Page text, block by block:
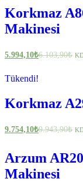
Korkmaz
Makinesi
5.994,10₺6.103,90₺
Tükendi!
Korkmaz
9.754,10₺9.943,90₺
Arzum
Makinesi